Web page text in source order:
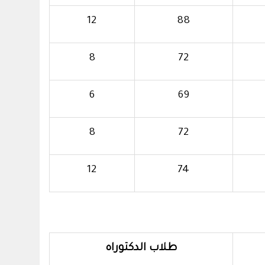
88
12
72
8
69
6
72
8
74
12
طلاب الدكتوراه